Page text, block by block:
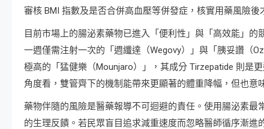
審核 BMI 指數及是否合併高血壓等併發症，核實用藥風險後
目前市場上的腸泌素藥物已進入「便利性」與「高效能」
一週僅需注射一次的「週纖達（Wegovy）」與「胰妥讚（
極高的「猛健樂（Mounjaro）」，其成分 Tirzepatide 則是
角度看，雙管齊下的機制能帶來更顯著的體重降幅，但也
藥物伴隨的風險是醫藥報導不可迴避的責任。使用腸泌素
的生理反饋。若民眾盲目追求減重速度而忽略醫師循序漸